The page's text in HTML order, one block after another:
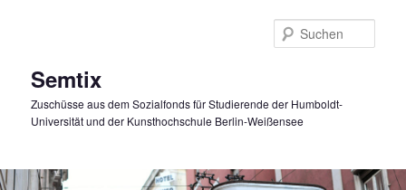
Semtix
Zuschüsse aus dem Sozialfonds für Studierende der Humboldt-
Universität und der Kunsthochschule Berlin-Weißensee